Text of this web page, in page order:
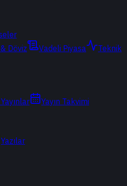
Döviz Vadeli Piyasa
Teknik
Yayın Takvimi
Yazılar